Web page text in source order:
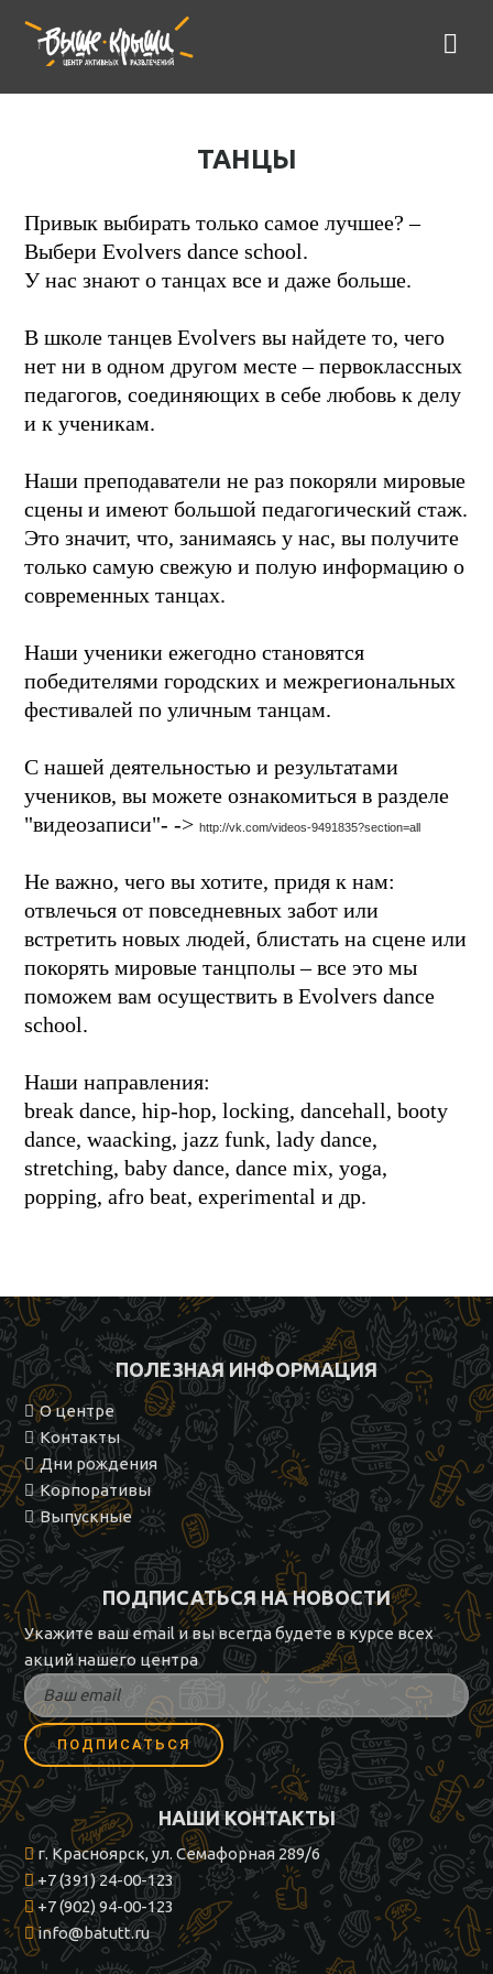
ТАНЦЫ
Привык выбирать только самое лучшее? –
Выбери Evolvers dance school.
У нас знают о танцах все и даже больше.
В школе танцев Evolvers вы найдете то, чего
нет ни в одном другом месте – первоклассных
педагогов, соединяющих в себе любовь к делу
и к ученикам.
Наши преподаватели не раз покоряли мировые
сцены и имеют большой педагогический стаж.
Это значит, что, занимаясь у нас, вы получите
только самую свежую и полую информацию о
современных танцах.
Наши ученики ежегодно становятся
победителями городских и межрегиональных
фестивалей по уличным танцам.
С нашей деятельностью и результатами
учеников, вы можете ознакомиться в разделе
"видеозаписи"- ->http://vk.com/videos-9491835?section=all
Не важно, чего вы хотите, придя к нам:
отвлечься от повседневных забот или
встретить новых людей, блистать на сцене или
покорять мировые танцполы – все это мы
поможем вам осуществить в Evolvers dance
school.
Наши направления:
break dance, hip-hop, locking, dancehall, booty
dance, waacking, jazz funk, lady dance,
stretching, baby dance, dance mix, yoga,
popping, afro beat, experimental и др.
ПОЛЕЗНАЯ ИНФОРМАЦИЯ
О центре
Контакты
Дни рождения
Корпоративы
Выпускные
ПОДПИСАТЬСЯ НА НОВОСТИ
Укажите ваш email и вы всегда будете в курсе всех
акций нашего центра
НАШИ КОНТАКТЫ
г. Красноярск, ул. Семафорная 289/6
+7 (391) 24-00-123
+7 (902) 94-00-123
info@batutt.ru